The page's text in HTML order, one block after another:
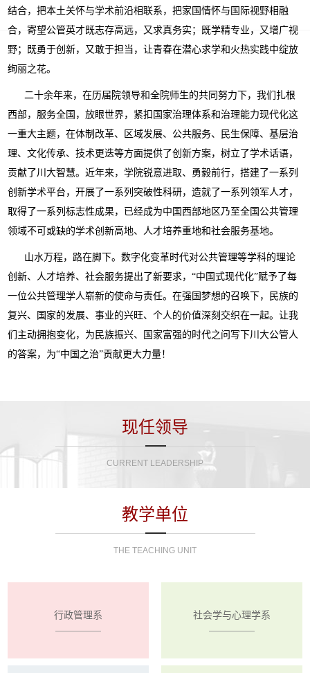
结合，把本土关怀与学术前沿相联系，把家国情怀与国际视野相融
合，寄望公管英才既志存高远，又求真务实；既学精专业，又增广视
野；既勇于创新，又敢于担当，让青春在潜心求学和火热实践中绽放
绚丽之花。
二十余年来，在历届院领导和全院师生的共同努力下，我们扎根
西部，服务全国，放眼世界，紧扣国家治理体系和治理能力现代化这
一重大主题，在体制改革、区域发展、公共服务、民生保障、基层治
理、文化传承、技术更迭等方面提供了创新方案，树立了学术话语，
贡献了川大智慧。近年来，学院锐意进取、勇毅前行，搭建了一系列
创新学术平台，开展了一系列突破性科研，造就了一系列领军人才，
取得了一系列标志性成果，已经成为中国西部地区乃至全国公共管理
领域不可或缺的学术创新高地、人才培养重地和社会服务基地。
山水万程，路在脚下。数字化变革时代对公共管理等学科的理论
创新、人才培养、社会服务提出了新要求，“中国式现代化”赋予了每
一位公共管理学人崭新的使命与责任。在强国梦想的召唤下，民族的
复兴、国家的发展、事业的兴旺、个人的价值深刻交织在一起。让我
们主动拥抱变化，为民族振兴、国家富强的时代之问写下川大公管人
的答案，为“中国之治”贡献更大力量！
现任领导
CURRENT LEADERSHIP
教学单位
THE TEACHING UNIT
行政管理系 社会学与心理学系